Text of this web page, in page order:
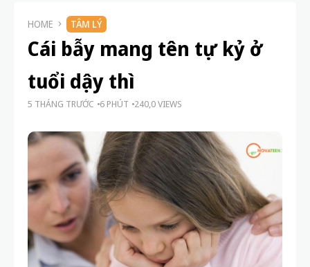
HOME TÂM LÝ
Cái bẫy mang tên tự kỷ ở
tuổi dậy thì
5 THÁNG TRƯỚC 6 PHÚT 240,0 VIEWS